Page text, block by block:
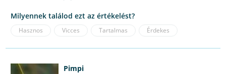
Milyennek találod ezt az értékelést?
Hasznos Vicces Tartalmas Érdekes
Pimpi